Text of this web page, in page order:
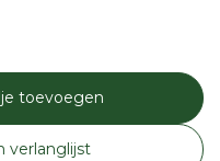
toevoegen
verlanglijst